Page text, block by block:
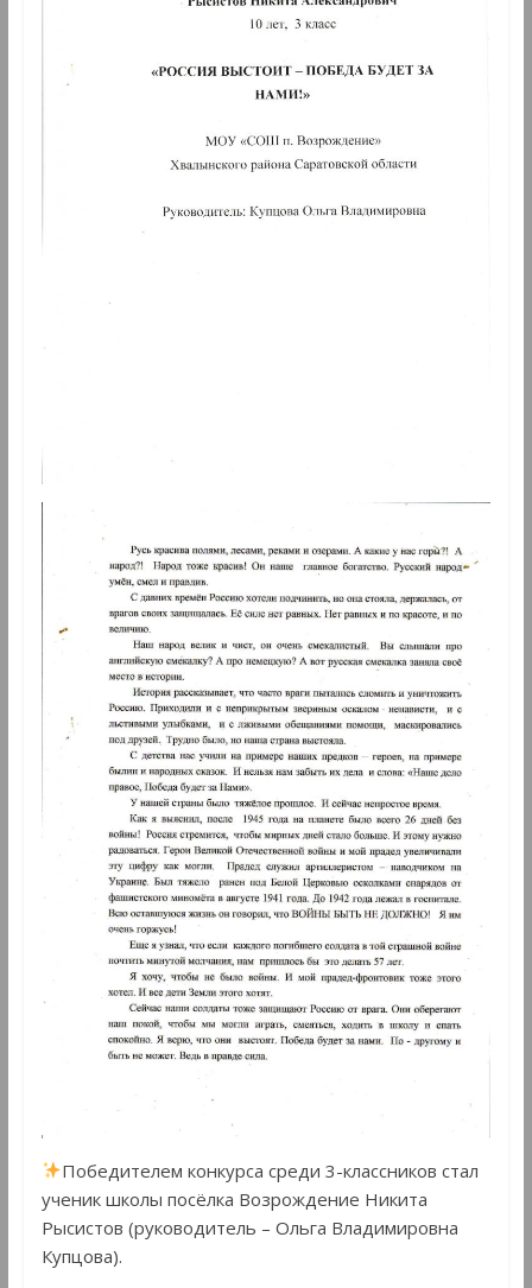
Победителем конкурса среди 3-классников стал
ученик школы посёлка Возрождение Никита
Рысистов (руководитель – Ольга Владимировна
Купцова).